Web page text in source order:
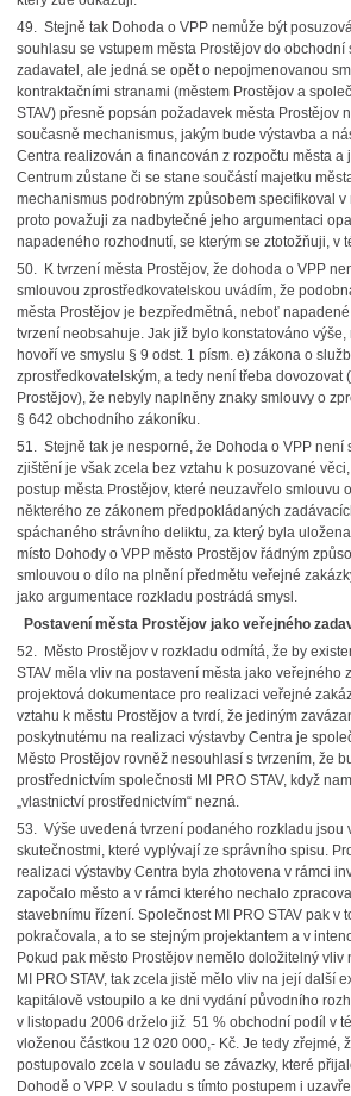
49. Stejně tak Dohoda o VPP nemůže být
souhlasu se vstupem města Prostějov do obchodní
zadavatel, ale jedná se opět o nepojmenovanou
kontraktačními stranami (městem Prostějov a
STAV) přesně popsán požadavek města Prostějov
současně mechanismus, jakým bude výstavba a
Centra realizován a financován z rozpočtu města a
Centrum zůstane či se stane součástí majetku
mechanismus podrobným způsobem specifikoval
proto považuji za nadbytečné jeho argumentaci
napadeného rozhodnutí, se kterým se ztotožňuji, v
50. K tvrzení města Prostějov, že dohoda o VPP
smlouvou zprostředkovatelskou uvádím, že
města Prostějov je bezpředmětná, neboť
tvrzení neobsahuje. Jak již bylo konstatováno
hovoří ve smyslu § 9 odst. 1 písm. e) zákona o
zprostředkovatelským, a tedy není třeba dovozovat
Prostějov), že nebyly naplněny znaky smlouvy o
§ 642 obchodního zákoníku.
51. Stejně tak je nesporné, že Dohoda o VPP není
zjištění je však zcela bez vztahu k posuzované
postup města Prostějov, které neuzavřelo smlouvu
některého ze zákonem předpokládaných
spáchaného strávního deliktu, za který byla
místo Dohody o VPP město Prostějov řádným
smlouvou o dílo na plnění předmětu veřejné
jako argumentace rozkladu postrádá smysl.
Postavení města Prostějov jako veřejného
52. Město Prostějov v rozkladu odmítá, že by
STAV měla vliv na postavení města jako veřejného
projektová dokumentace pro realizaci veřejné
vztahu k městu Prostějov a tvrdí, že jediným
poskytnutému na realizaci výstavby Centra je
Město Prostějov rovněž nesouhlasí s tvrzením, že
prostřednictvím společnosti MI PRO STAV, když
„vlastnictví prostřednictvím“ nezná.
53. Výše uvedená tvrzení podaného rozkladu jsou
skutečnostmi, které vyplývají ze správního spisu.
realizaci výstavby Centra byla zhotovena v rámci
započalo město a v rámci kterého nechalo
stavebnímu řízení. Společnost MI PRO STAV pak v
pokračovala, a to se stejným projektantem a v
Pokud pak město Prostějov nemělo doložitelný vliv
MI PRO STAV, tak zcela jistě mělo vliv na její další
kapitálově vstoupilo a ke dni vydání původního
v listopadu 2006 drželo již 51 % obchodní podíl v
vloženou částkou 12 020 000,- Kč. Je tedy zřejmé,
postupovalo zcela v souladu se závazky, které
Dohodě o VPP. V souladu s tímto postupem i